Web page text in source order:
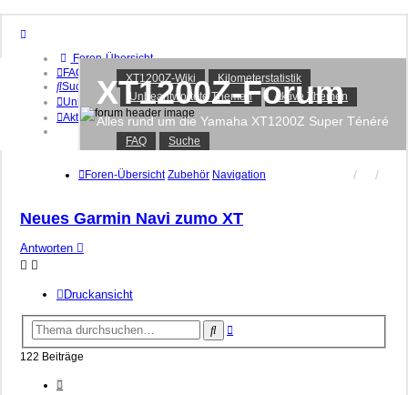
Foren-Übersicht
FAQ
Suche
Unbeantwortete Themen
Aktive Themen
Registrieren
XT1200Z-Wiki
Kilometerstatistik
Unbeantwortete Themen
Aktive Themen
XT1200Z-Forum
Alles rund um die Yamaha XT1200Z Super Ténéré
FAQ Suche
Foren-Übersicht Zubehör Navigation
Neues Garmin Navi zumo XT
Antworten
Druckansicht
Suche
Suche
122 Beiträge